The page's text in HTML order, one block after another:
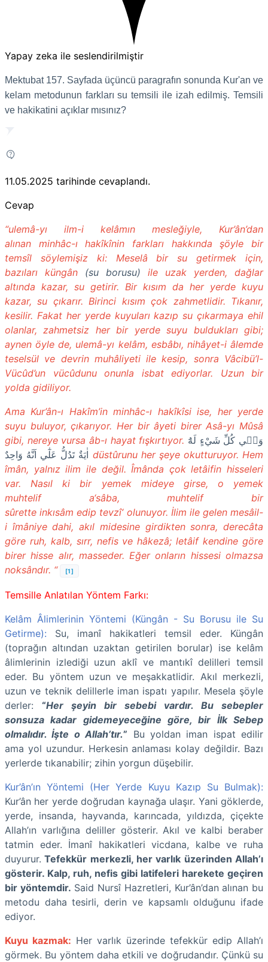
Yapay zeka ile seslendirilmiştir
Mektubat 157. Sayfada üçüncü paragrafın sonunda Kur'an ve
kelam metodunun farkları su temsili ile izah edilmiş. Temsili
ve hakikatini açıklar mısınız?
11.05.2025 tarihinde cevaplandı.
Cevap
“ulemâ-yı ilm-i kelâmın mesleğiyle, Kur’ân’dan
alınan minhâc-ı hakîkînin farkları hakkında şöyle bir
temsîl söylemişiz ki: Meselâ bir su getirmek için,
bazıları küngân (su borusu) ile uzak yerden, dağlar
altında kazar, su getirir. Bir kısım da her yerde kuyu
kazar, su çıkarır. Birinci kısım çok zahmetlidir. Tıkanır,
kesilir. Fakat her yerde kuyuları kazıp su çıkarmaya ehil
olanlar, zahmetsiz her bir yerde suyu buldukları gibi;
aynen öyle de, ulemâ-yı kelâm, esbâbı, nihâyet-i âlemde
teselsül ve devrin muhâliyeti ile kesip, sonra Vâcibü’l-
Vücûd’un vücûdunu onunla isbat ediyorlar. Uzun bir
yolda gidiliyor.
Ama Kur’ân-ı Hakîm’in minhâc-ı hakîkîsi ise, her yerde
suyu buluyor, çıkarıyor. Her bir âyeti birer Asâ-yı Mûsâ
gibi, nereye vursa âb-ı hayat fışkırtıyor.
düstûrunu her şeye okutturuyor. Hem
îmân, yalnız ilim ile değil. Îmânda çok letâifin hisseleri
var. Nasıl ki bir yemek mideye girse, o yemek
muhtelif a‘sâba, muhtelif bir
sûrette inkısâm edip tevzî‘ olunuyor. İlim ile gelen mesâil-
i îmâniye dahi, akıl midesine girdikten sonra, derecâta
göre ruh, kalb, sırr, nefis ve hâkezâ; letâif kendine göre
birer hisse alır, masseder. Eğer onların hissesi olmazsa
noksândır. “
[1]
Temsille Anlatılan Yöntem Farkı:
Kelâm Âlimlerinin Yöntemi (Küngân - Su Borusu ile Su
Getirme): Su, imanî hakikatleri temsil eder. Küngân
(toprağın altından uzaktan getirilen borular) ise kelâm
âlimlerinin izlediği uzun aklî ve mantıkî delilleri temsil
eder. Bu yöntem uzun ve meşakkatlidir. Akıl merkezli,
uzun ve teknik delillerle iman ispatı yapılır. Mesela şöyle
derler: “Her şeyin bir sebebi vardır. Bu sebepler
sonsuza kadar gidemeyeceğine göre, bir İlk Sebep
olmalıdır. İşte o Allah’tır.” Bu yoldan iman ispat edilir
ama yol uzundur. Herkesin anlaması kolay değildir. Bazı
yerlerde tıkanabilir; zihin yorgun düşebilir.
Kur’ân’ın Yöntemi (Her Yerde Kuyu Kazıp Su Bulmak):
Kur’ân her yerde doğrudan kaynağa ulaşır. Yani göklerde,
yerde, insanda, hayvanda, karıncada, yıldızda, çiçekte
Allah’ın varlığına deliller gösterir. Akıl ve kalbi beraber
tatmin eder. İmanî hakikatleri vicdana, kalbe ve ruha
duyurur. Tefekkür merkezli, her varlık üzerinden Allah’ı
gösterir. Kalp, ruh, nefis gibi latifeleri harekete geçiren
bir yöntemdir. Said Nursî Hazretleri, Kur’ân’dan alınan bu
metodu daha tesirli, derin ve kapsamlı olduğunu ifade
ediyor.
Kuyu kazmak: Her varlık üzerinde tefekkür edip Allah’ı
görmek. Bu yöntem daha etkili ve doğrudandır. Çünkü su